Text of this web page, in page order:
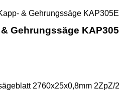
Gehrungssäge